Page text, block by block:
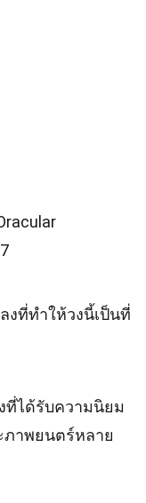
งที่ทำให้วงนี้เป็นที่
ที่ได้รับความนิยม
าพยนตร์หลาย